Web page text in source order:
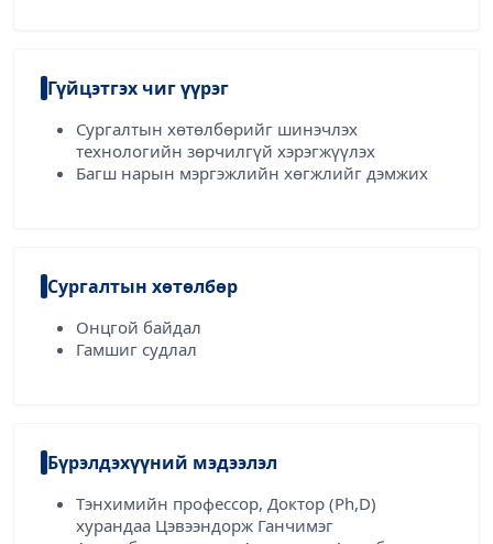
Гүйцэтгэх чиг үүрэг
Сургалтын хөтөлбөрийг шинэчлэх
технологийн зөрчилгүй хэрэгжүүлэх
Багш нарын мэргэжлийн хөгжлийг дэмжих
Сургалтын хөтөлбөр
Онцгой байдал
Гамшиг судлал
Бүрэлдэхүүний мэдээлэл
Тэнхимийн профессор, Доктор (Ph,D)
хурандаа Цэвээндорж Ганчимэг